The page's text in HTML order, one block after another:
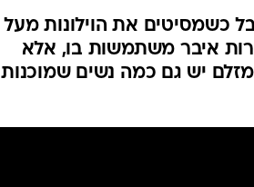
כשמסיטים את הוילונות מעל
איבר משתמשות בו, אלא
יש גם כמה נשים שמוכנות